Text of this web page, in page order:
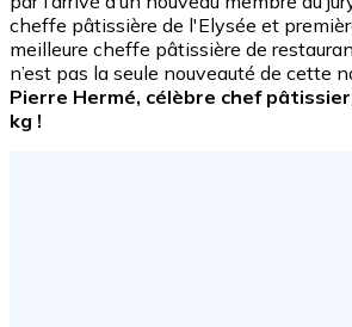
cheffe pâtissière de l'Elysée et
meilleure cheffe pâtissière de
n’est pas la seule nouveauté de cette
Pierre Hermé, célèbre chef
kg !